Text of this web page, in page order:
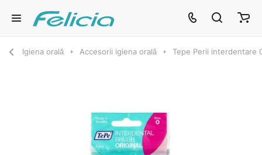
Igiena orală Accesorii igiena orală Tepe Perii interdentare